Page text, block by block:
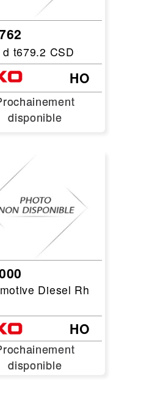
d t679.2 CSD
HO
disponible
disponible
Diesel Rh
HO
disponible
disponible